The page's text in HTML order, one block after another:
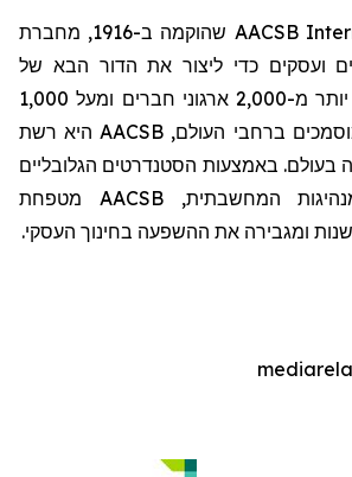
AACSB שהוקמה ב-1916,
מחברת
ועסקים כדי ליצור את הדור הבא של
מנהיגים גדולים. עם יותר מ-2,000 ארגוני חברים ומעל 1,000
ברחבי העולם, AACSBהיא רשת
בעולם. באמצעות הסטנדרטים הגלובליים
המחשבתית,AACSB מטפחת
ומגבירה את ההשפעה בחינוך העסקי.